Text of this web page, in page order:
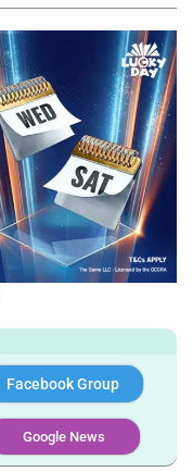
Facebook Group
Google News